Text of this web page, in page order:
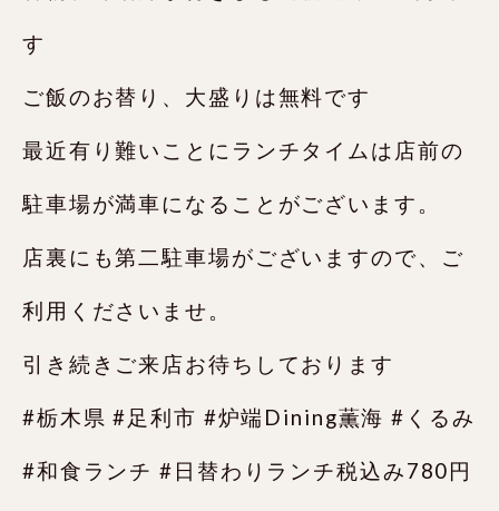
す
ご飯のお替り、大盛りは無料です
最近有り難いことにランチタイムは店前の
駐車場が満車になることがございます。
店裏にも第二駐車場がございますので、ご
利用くださいませ。
引き続きご来店お待ちしております️
#栃木県 #足利市 #炉端Dining薫海 #くるみ
#和食ランチ #日替わりランチ税込み780円